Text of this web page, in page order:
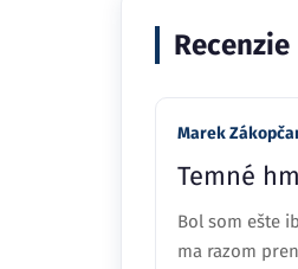
Recenzie
Marek
Temné
Bol som ešte
ma razom